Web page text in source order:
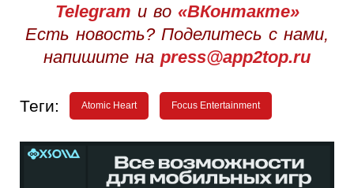
Telegram и во «ВКонтакте»
Есть новость? Поделитесь с нами,
напишите на press@app2top.ru
Теги: Atomic Heart Focus Entertainment